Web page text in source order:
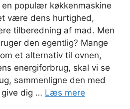
populær køkkenmaskine
være dens hurtighed,
tilberedning af mad. Men
den egentlig? Mange
et alternativ til ovnen,
energiforbrug, skal vi se
sammenligne den med
give dig … Læs mere